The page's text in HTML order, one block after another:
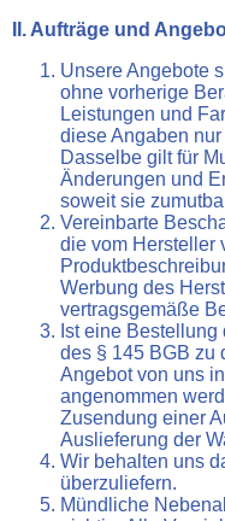
II. Aufträge und
Unsere Angebote
ohne vorherige
Leistungen und
diese Angaben
Dasselbe gilt für
Änderungen und
soweit sie
Vereinbarte
die vom Hersteller
Werbung des
vertragsgemäße
Ist eine
des § 145 BGB zu
Angebot von uns
angenommen
Zusendung einer
Auslieferung der
Wir behalten uns
überzuliefern.
Mündliche